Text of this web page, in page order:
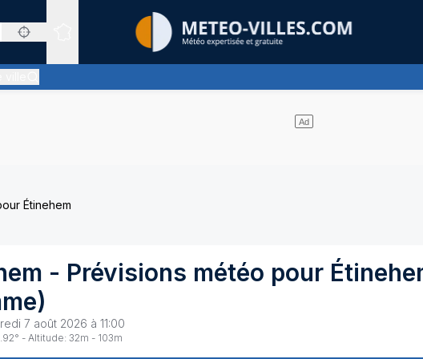
Sites expertis&eacute;s
d'altitude, ternissant plus ou moins l'éclat du soleil
Étinehem
- Prévisions météo pour
)
7 août 2026 à 11:00
° - Altitude: 32m - 103m